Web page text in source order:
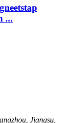
...
Jiangsu,